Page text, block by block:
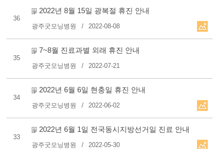
36
2022년 8월 15일 광복절 휴진 안내
광주굿모닝병원 2022-08-08
35
7~8월 진료과별 외래 휴진 안내
광주굿모닝병원 2022-07-21
34
2022년 6월 6일 현충일 휴진 안내
광주굿모닝병원 2022-06-02
33
2022년 6월 1일 전국동시지방선거일 진료 안내
광주굿모닝병원 2022-05-30